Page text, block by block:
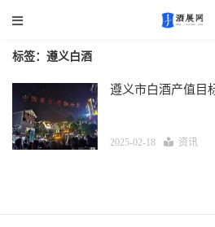
标签：遵义白酒
遵义市白酒产值目
2025-02-18 资讯